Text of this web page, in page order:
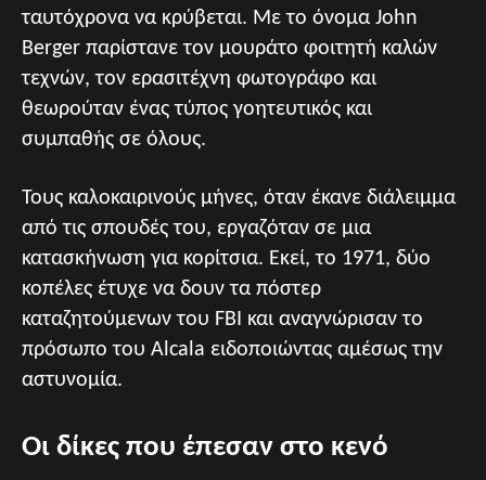
ταυτόχρονα να κρύβεται. Με το όνομα John
Berger παρίστανε τον μουράτο φοιτητή καλών
τεχνών, τον ερασιτέχνη φωτογράφο και
θεωρούταν ένας τύπος γοητευτικός και
συμπαθής σε όλους.
Τους καλοκαιρινούς μήνες, όταν έκανε διάλειμμα
από τις σπουδές του, εργαζόταν σε μια
κατασκήνωση για κορίτσια. Εκεί, το 1971, δύο
κοπέλες έτυχε να δουν τα πόστερ
καταζητούμενων του FBI και αναγνώρισαν το
πρόσωπο του Alcala ειδοποιώντας αμέσως την
αστυνομία.
Οι δίκες που έπεσαν στο κενό